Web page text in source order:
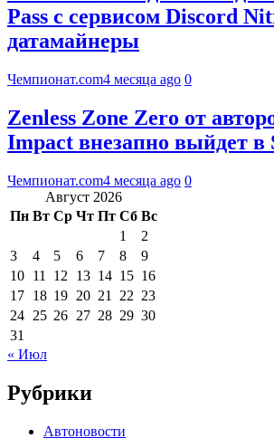
Pass с сервисом Discord
датамайнеры
Чемпионат.com4 месяца ago 0
Zenless Zone Zero от
Impact внезапно выйдет в
Чемпионат.com4 месяца ago 0
Август 2026
Пн Вт Ср Чт Пт Сб Вс
1
2
3
4 5 6 7 8
9
10 11 12 13 14 15 16
17 18 19 20 21 22 23
24 25 26 27 28 29 30
31
« Июл
Рубрики
Автоновости